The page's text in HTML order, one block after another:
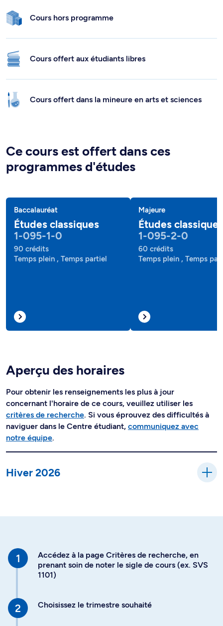
Cours hors programme
Cours offert aux étudiants libres
Cours offert dans la mineure en arts et sciences
Ce cours est offert dans ces
programmes d'études
Baccalauréat
Études classiques
1-095-1-0
90 crédits
Temps plein , Temps partiel
Majeure
Études classiques
1-095-2-0
60 crédits
Temps plein , Temps
Aperçu des horaires
Pour obtenir les renseignements les plus à jour
concernant l'horaire de ce cours, veuillez utiliser les
critères de recherche. Si vous éprouvez des difficultés à
naviguer dans le Centre étudiant, communiquez avec
notre équipe.
Hiver 2026
Accédez à la page Critères de recherche, en
prenant soin de noter le sigle de cours (ex. SVS
1101)
Choisissez le trimestre souhaité